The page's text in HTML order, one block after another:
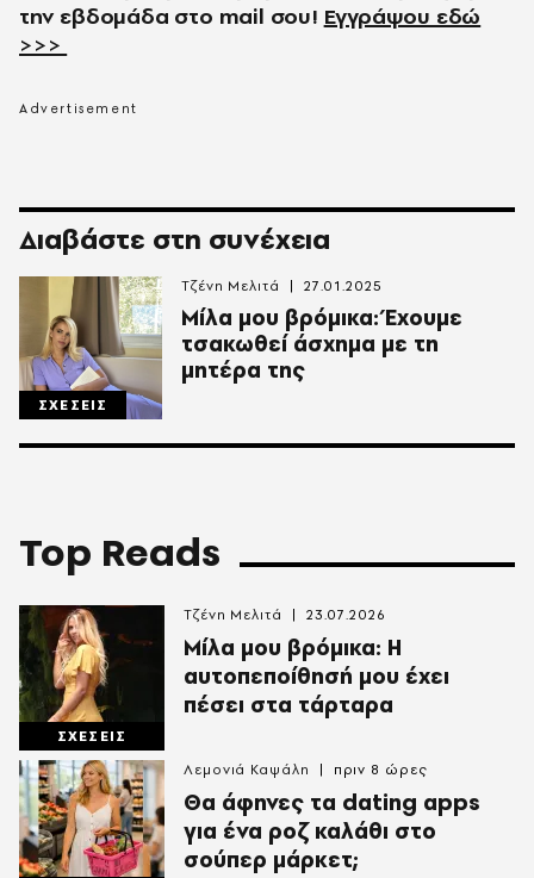
την εβδομάδα στο mail σου! Εγγράψου εδώ
>>>
Διαβάστε στη συνέχεια
ΣΧΕΣΕΙΣ
Μίλα μου βρόμικα: Έχουμε
τσακωθεί άσχημα με τη
μητέρα της
Τζένη Μελιτά 27.01.2025
Top Reads
ΣΧΕΣΕΙΣ
Μίλα μου βρόμικα: Η
αυτοπεποίθησή μου έχει
πέσει στα τάρταρα
Τζένη Μελιτά 23.07.2026
Θα άφηνες τα dating apps
για ένα ροζ καλάθι στο
σούπερ μάρκετ;
Λεμονιά Καψάλη πριν 8 ώρες